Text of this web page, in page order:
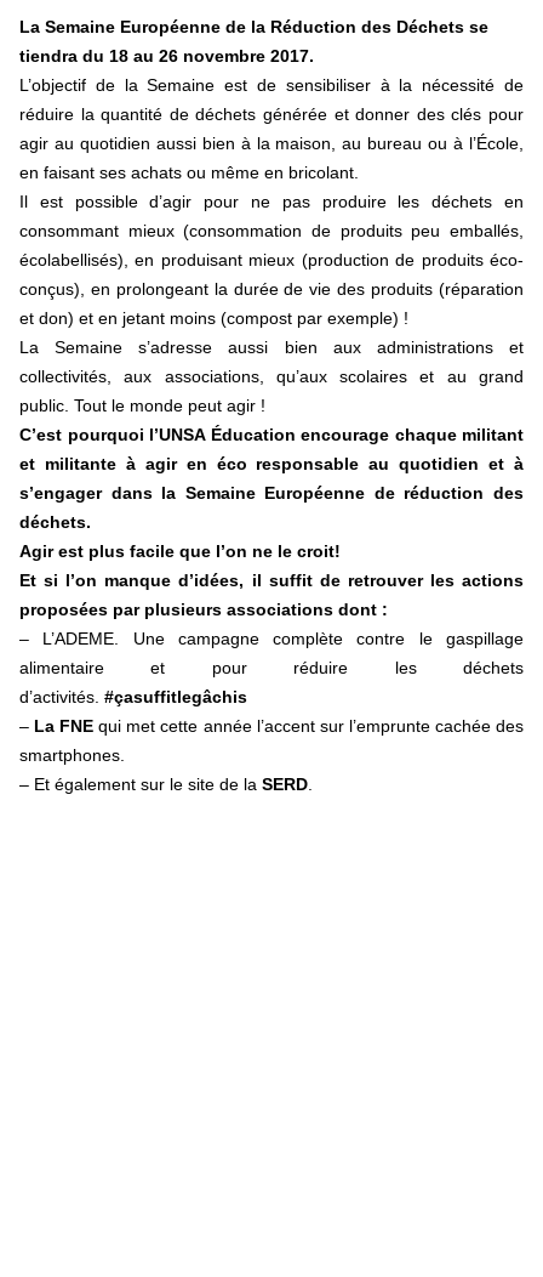
La Semaine Européenne de la Réduction des Déchets se
tiendra du 18 au 26 novembre 2017.
L’objectif de la Semaine est de sensibiliser à la nécessité de
réduire la quantité de déchets générée et donner des clés pour
agir au quotidien aussi bien à la maison, au bureau ou à l’École,
en faisant ses achats ou même en bricolant.
Il est possible d’agir pour ne pas produire les déchets en
consommant mieux (consommation de produits peu emballés,
écolabellisés), en produisant mieux (production de produits éco-
conçus), en prolongeant la durée de vie des produits (réparation
et don) et en jetant moins (compost par exemple) !
La Semaine s’adresse aussi bien aux administrations et
collectivités, aux associations, qu’aux scolaires et au grand
public. Tout le monde peut agir !
C’est pourquoi l’UNSA Éducation encourage chaque militant
et militante à agir en éco responsable au quotidien et à
s’engager dans la Semaine Européenne de réduction des
déchets.
Agir est plus facile que l’on ne le croit!
Et si l’on manque d’idées, il suffit de retrouver les actions
proposées par plusieurs associations dont :
– L’ADEME. Une campagne complète contre le gaspillage
alimentaire et pour réduire les déchets
d’activités. #çasuffitlegâchis
– La FNE qui met cette année l’accent sur l’emprunte cachée des
smartphones.
– Et également sur le site de la SERD